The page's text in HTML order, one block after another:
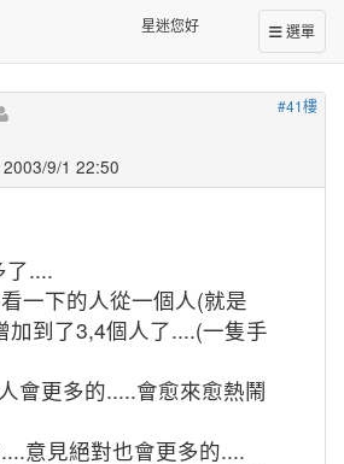
選單
星迷您好
有人想要做星仔t-shirt嗎---!!
#41樓
9/1 22:50
了....
一下的人從一個人(就是
加到了3,4個人了....(一隻手
會更多的.....會愈來愈熱鬧
意見絕對也會更多的....